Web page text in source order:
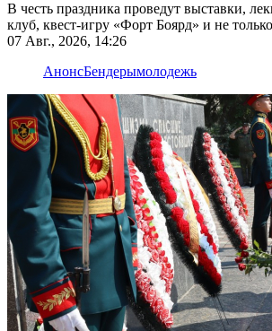
В честь праздника проведут выставки,
клуб, квест-игру «Форт Боярд» и не только
07 Авг., 2026, 14:26
АнонсБендерымолодежь